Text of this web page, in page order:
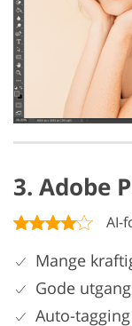
3. Adobe
AI-
Mange
Gode
Auto-